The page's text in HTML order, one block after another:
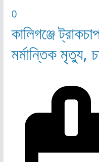
0
কালিগঞ্জে
মর্মান্তিক